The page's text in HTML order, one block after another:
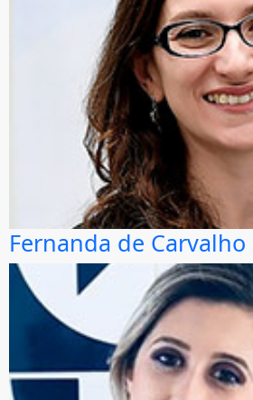
Fernanda de Carvalho